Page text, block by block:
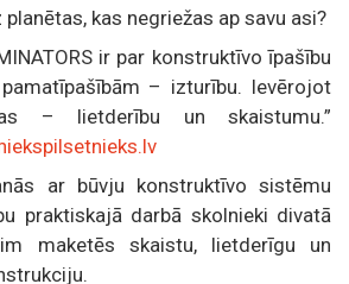
kas negriežas ap savu asi?
ir par konstruktīvo īpašību
– izturību. Ievērojot
– lietderību un skaistumu.”
ar būvju konstruktīvo sistēmu
praktiskajā darbā skolnieki divatā
maketēs skaistu, lietderīgu un